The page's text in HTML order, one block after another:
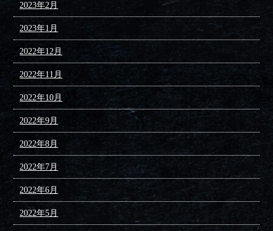
2023年2月
2023年1月
2022年12月
2022年11月
2022年10月
2022年9月
2022年8月
2022年7月
2022年6月
2022年5月